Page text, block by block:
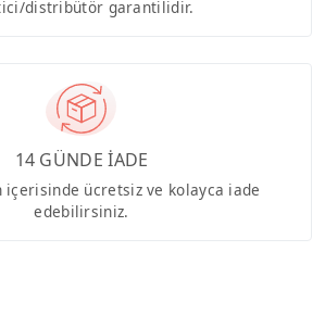
distribütör garantilidir.
14 GÜNDE İADE
içerisinde ücretsiz ve kolayca iade
edebilirsiniz.